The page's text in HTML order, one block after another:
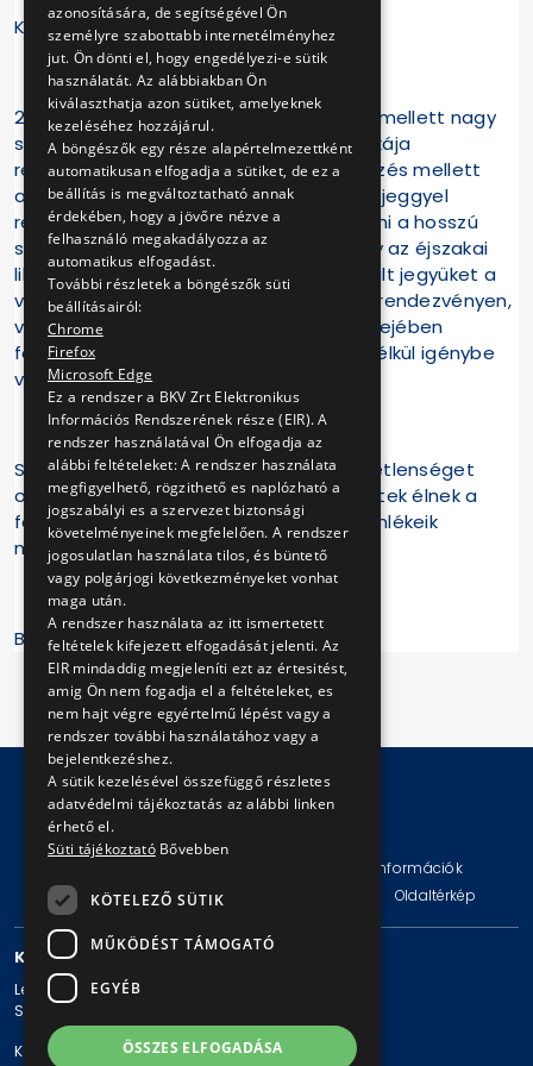
Kedves Utasaink!
2019. július 20-án kimagasló érdeklődés mellett nagy
sikerrel tartottuk meg a II. Libegők Éjszakája
rendezvényt. A számos pozitív visszajelzés mellett
arról is értesültünk, hogy több érvényes jeggyel
rendelkező vendégünk nem tudta vállalni a hosszú
sorban állást. Számukra felajánljuk, hogy az éjszakai
libegőzésre vásárolt, de fel nem használt jegyüket a
vásárlás napjától egy évig egy hasonló rendezvényen,
vagy bármikor, a Libegő nyitva tartási idejében
felhasználhatják, és többletköltségek nélkül igénybe
vehetik a Libegő szolgáltatását.
Sajnáljuk, ha néhány utasunknak kellemetlenséget
okoztunk! Bízunk benne, hogy az érintettek élnek a
felajánlott lehetőséggel, és kedvező emlékeik
maradnak az utazásról!
BKV Zrt.
Technikai információk
Adatvédelmi politika és tájékoztatások
Oldaltérkép
KAPCSOLAT
Levelezési cím: 1980 Budapest, Pf. 11.
Székhely: 1980 Budapest, Akácfa u. 15.
Központi telefonszám: + 36 1 461-65-00
azonosítására, de segítségével Ön
személyre szabottabb internetélményhez
jut. Ön dönti el, hogy engedélyezi-e sütik
használatát. Az alábbiakban Ön
kiválaszthatja azon sütiket, amelyeknek
kezeléséhez hozzájárul.
A böngészők egy része alapértelmezettként
automatikusan elfogadja a sütiket, de ez a
beállítás is megváltoztatható annak
érdekében, hogy a jövőre nézve a
felhasználó megakadályozza az
automatikus elfogadást.
További részletek a böngészők süti
beállításairól:
Chrome
Firefox
Microsoft Edge
Ez a rendszer a BKV Zrt Elektronikus
Információs Rendszerének része (EIR). A
rendszer használatával Ön elfogadja az
alábbi feltételeket: A rendszer használata
megfigyelhető, rögzithető es naplózható a
jogszabályi es a szervezet biztonsági
követelményeinek megfelelően. A rendszer
jogosulatlan használata tilos, és büntető
vagy polgárjogi következményeket vonhat
maga után.
A rendszer használata az itt ismertetett
feltételek kifejezett elfogadását jelenti. Az
EIR mindaddig megjeleníti ezt az értesitést,
amig Ön nem fogadja el a feltételeket, es
nem hajt végre egyértelmű lépést vagy a
rendszer további használatához vagy a
bejelentkezéshez.
A sütik kezelésével összefüggő részletes
adatvédelmi tájékoztatás az alábbi linken
érhető el.
Süti tájékoztató Bővebben
KÖTELEZŐ SÜTIK
MŰKÖDÉST TÁMOGATÓ
EGYÉB
ÖSSZES ELFOGADÁSA